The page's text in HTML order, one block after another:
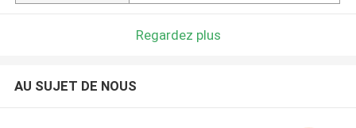
Regardez plus
AU SUJET DE NOUS